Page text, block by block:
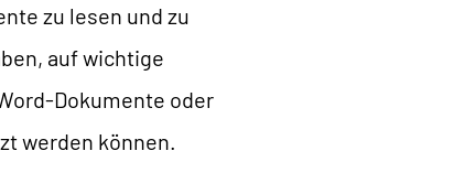
zu lesen und zu
auf wichtige
Dokumente oder
werden können.